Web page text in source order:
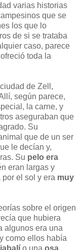
varias historias
que se
los que lo
de si se trataba
caso, parece
toda la
de Zell,
según parece,
la carne, y
aseguraban que
Su
que de un ser
le decían y,
Su pelo era
eran largas y
el sol y era muy
sobre el origen
que hubiera
algunos era una
como ellos había
jabalí o una osa,